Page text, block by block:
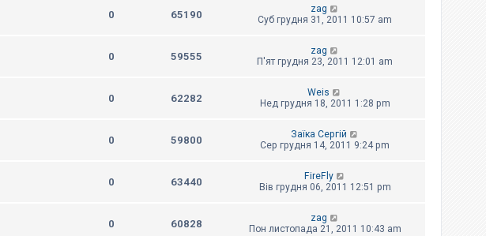
0 65190
zag
Суб грудня 31, 2011 10:57 am
0 59555
zag
П'ят грудня 23, 2011 12:01 am
0 62282
Weis
Нед грудня 18, 2011 1:28 pm
0 59800
Заїка Сергій
Сер грудня 14, 2011 9:24 pm
0 63440
FireFly
Вів грудня 06, 2011 12:51 pm
0 60828
zag
Пон листопада 21, 2011 10:43 am